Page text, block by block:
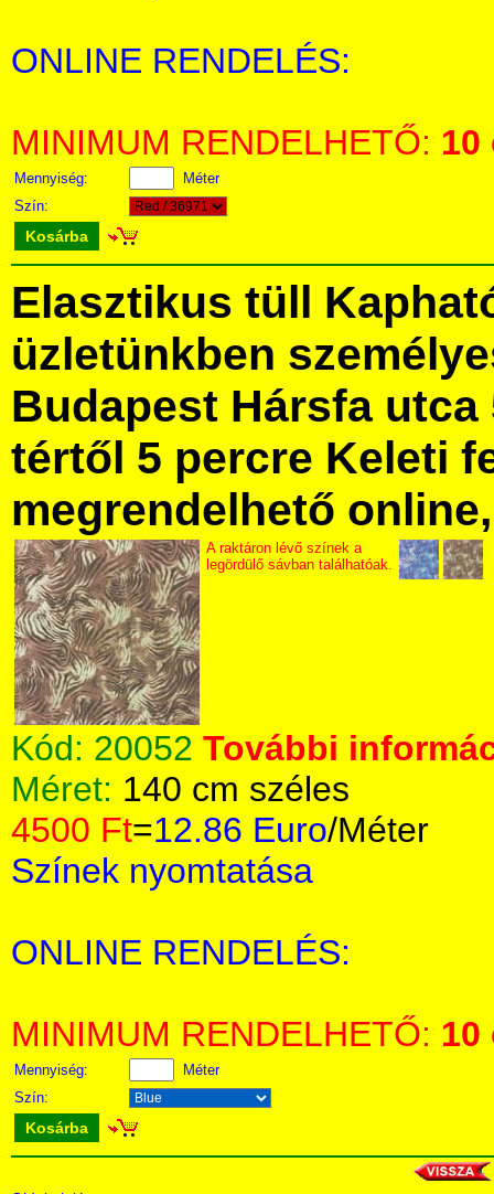
ONLINE RENDELÉS:
MINIMUM RENDELHETŐ: 10
Mennyiség:
Méter
Szín:
Kosárba
Elasztikus tüll
üzletünkben
Budapest Hársfa utca
tértől 5 percre Keleti
megrendelhető
A raktáron lévő színek a
legördülő sávban találhatóak.
Kód: 20052 További
Méret: 140 cm széles
4500 Ft=12.86 Euro/Méter
Színek nyomtatása
ONLINE RENDELÉS:
MINIMUM RENDELHETŐ: 10
Mennyiség:
Méter
Szín:
Kosárba